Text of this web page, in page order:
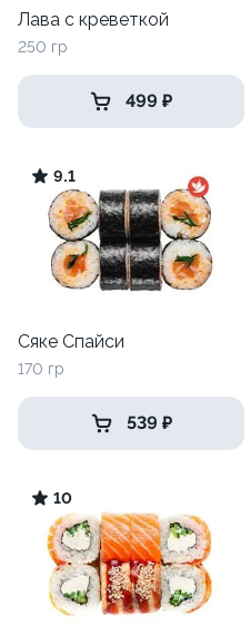
Лава с креветкой
250 гр
499 ₽
9.1
Сяке Спайси
170 гр
539 ₽
10